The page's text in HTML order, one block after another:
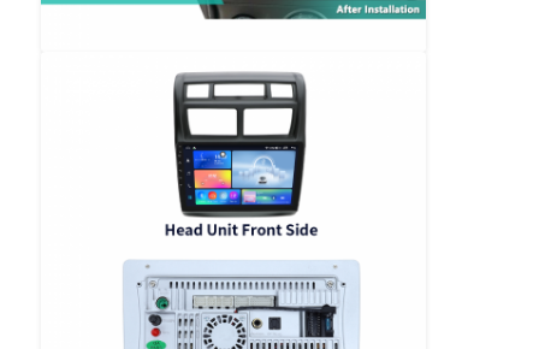
GPS de DVD de coche
Reproductor multimedia para coche